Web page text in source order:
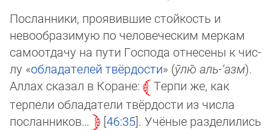
Посланники, проявившие стойкость и
невообразимую по человеческим меркам
самоотдачу на пути Господа отнесены к чис­
лу «об­ла­да­те­лей твёрдости» (ӯлю̄ аль-‘азм).
Аллах сказал в Коране:
Терпи же, как
терпели обладатели твёрдости из чис­ла
посланников…
46:35 . Учёные разделились